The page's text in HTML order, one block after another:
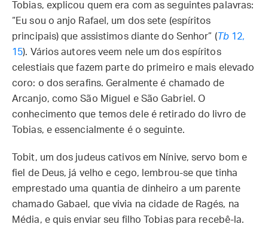
Tobias, explicou quem era com as seguintes palavras:
“Eu sou o anjo Rafael, um dos sete (espíritos
principais) que assistimos diante do Senhor” (Tb12,
15). Vários autores veem nele um dos espíritos
celestiais que fazem parte do primeiro e mais elevado
coro: o dos serafins. Geralmente é chamado de
Arcanjo, como São Miguel e São Gabriel. O
conhecimento que temos dele é retirado do livro de
Tobias, e essencialmente é o seguinte.
Tobit, um dos judeus cativos em Nínive, servo bom e
fiel de Deus, já velho e cego, lembrou-se que tinha
emprestado uma quantia de dinheiro a um parente
chamado Gabael, que vivia na cidade de Ragés, na
Média, e quis enviar seu filho Tobias para recebê-la.